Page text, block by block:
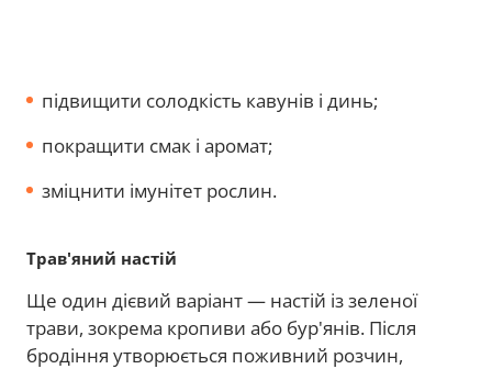
підвищити солодкість кавунів і динь;
покращити смак і аромат;
зміцнити імунітет рослин.
Трав'яний настій
Ще один дієвий варіант — настій із зеленої
трави, зокрема кропиви або бур'янів. Після
бродіння утворюється поживний розчин,